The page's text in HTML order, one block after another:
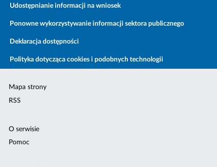
Udostępnianie informacji na wniosek
Ponowne wykorzystywanie informacji sektora publicznego
Deklaracja dostępności
Polityka dotycząca cookies i podobnych technologii
Mapa strony
RSS
O serwisie
Pomoc